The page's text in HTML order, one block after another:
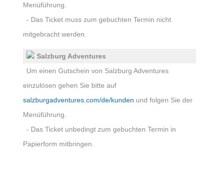
Menüführung.
- Das Ticket muss zum gebuchten Termin nicht
mitgebracht werden.
Salzburg Adventures
Um einen Gutschein von Salzburg Adventures
einzulösen gehen Sie bitte auf
salzburgadventures.com/de/kunden und folgen Sie der
Menüführung.
- Das Ticket unbedingt zum gebuchten Termin in
Papierform mitbringen.